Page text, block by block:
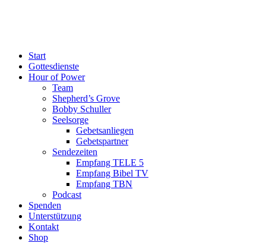
Start
Gottesdienste
Hour of Power
Team
Shepherd’s Grove
Bobby Schuller
Seelsorge
Gebetsanliegen
Gebetspartner
Sendezeiten
Empfang TELE 5
Empfang Bibel TV
Empfang TBN
Podcast
Spenden
Unterstützung
Kontakt
Shop